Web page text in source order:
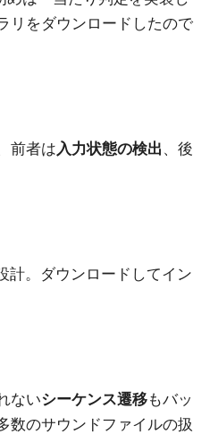
リをダウンロードしたので
前者は入力状態の検出 、後
計。ダウンロードしてイン
ないシーケンス遷移もバッ
数のサウンドファイルの扱